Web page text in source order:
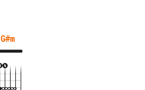
G#m